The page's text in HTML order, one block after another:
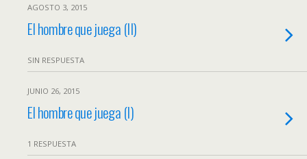
AGOSTO 3, 2015
El hombre que juega (II)
SIN RESPUESTA
JUNIO 26, 2015
El hombre que juega (I)
1 RESPUESTA